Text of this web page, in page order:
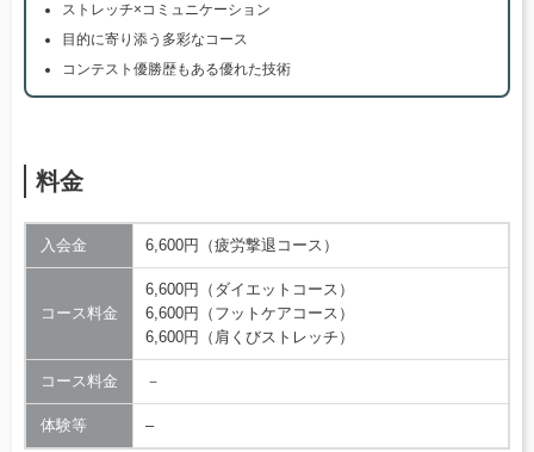
ストレッチ×コミュニケーション
目的に寄り添う多彩なコース
コンテスト優勝歴もある優れた技術
料金
入会金 6,600円（疲労撃退コース）
コース料金
6,600円（ダイエットコース）
6,600円（フットケアコース）
6,600円（肩くびストレッチ）
コース料金 －
体験等 –